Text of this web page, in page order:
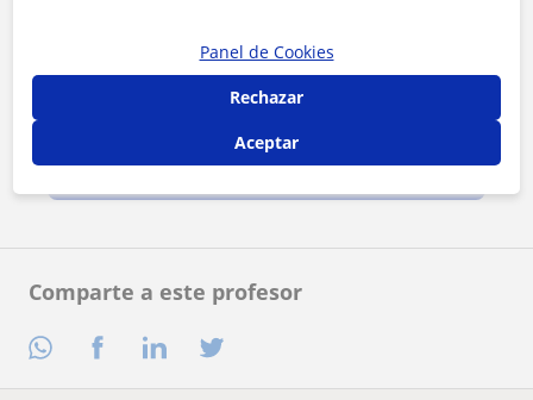
Comparte a este profesor
Al hacer clic, aceptas nuestroaviso legal
Contactar ahora
Panel de Cookies
Rechazar
Aceptar